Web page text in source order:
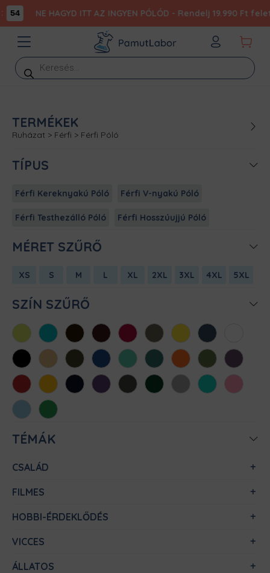
54 NE HAGYD ITT AZ INGYEN PÓLÓD - Rendelj 19.990 Ft
Products
search
TERMÉKEK
Ruházat > Férfi > Férfi Póló
TÍPUS
Férfi Kereknyakú Póló Férfi V-nyakú Póló
Férfi Testhezálló Póló Férfi Hosszúujjú Póló
MÉRET SZŰRŐ
XS S M L XL 2XL 3XL 4XL 5XL
SZÍN SZŰRŐ
AlmazöldAtollkékBarnaBordóChili Cink Citromsárga
Denim
FeketeHomokKhaki KirálykékMentaMéregzöld
NarancsOliva Padlizsán
Piros SárgaSötétkékSötétlilaSötétszürke
SötétzöldSportszürke
Türkiz
Világos
rózsaszín
Világoskék
Zöld
TÉMÁK
CSALÁD
FILMES
HOBBI-ÉRDEKLŐDÉS
VICCES
ÁLLATOS